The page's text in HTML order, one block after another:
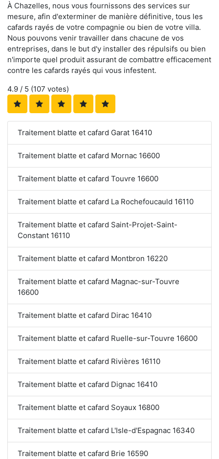
À Chazelles, nous vous fournissons des services sur
mesure, afin d'exterminer de manière définitive, tous les
cafards rayés de votre compagnie ou bien de votre villa.
Nous pouvons venir travailler dans chacune de vos
entreprises, dans le but d'y installer des répulsifs ou bien
n'importe quel produit assurant de combattre efficacement
contre les cafards rayés qui vous infestent.
4.9 / 5 (107 votes)
Traitement blatte et cafard Garat 16410
Traitement blatte et cafard Mornac 16600
Traitement blatte et cafard Touvre 16600
Traitement blatte et cafard La Rochefoucauld 16110
Traitement blatte et cafard Saint-Projet-Saint-
Constant 16110
Traitement blatte et cafard Montbron 16220
Traitement blatte et cafard Magnac-sur-Touvre
16600
Traitement blatte et cafard Dirac 16410
Traitement blatte et cafard Ruelle-sur-Touvre 16600
Traitement blatte et cafard Rivières 16110
Traitement blatte et cafard Dignac 16410
Traitement blatte et cafard Soyaux 16800
Traitement blatte et cafard L'Isle-d'Espagnac 16340
Traitement blatte et cafard Brie 16590